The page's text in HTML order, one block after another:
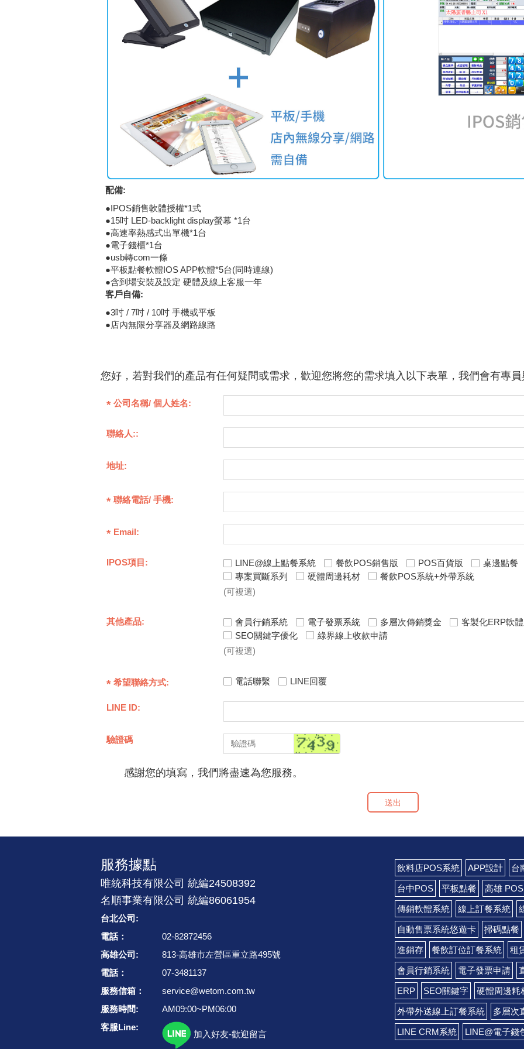
配備:
●IPOS銷售軟體授權*1式
●15吋 LED-backlight display螢幕 *1台
●高速率熱感式出單機*1台
●電子錢櫃*1台
●usb轉com一條
●平板點餐軟體IOS APP軟體*5台(同時連線)
●含到場安裝及設定 硬體及線上客服一年
客戶自備:
●3吋 / 7吋 / 10吋 手機或平板
●店內無限分享器及網路線路
您好，若對我們的產品有任何疑問或需求，歡迎您將您的需求填入以下表單，我們會有專員
公司名稱/ 個人姓名:
聯絡人::
地址:
聯絡電話/ 手機:
Email:
IPOS項目: LINE@線上點餐系統 餐飲POS銷售版 POS百貨版 桌邊點餐
專案買斷系列
硬體周邊耗材
餐飲POS系統+外帶系統
(可複選)
其他產品: 會員行銷系統 電子發票系統 多層次傳銷獎金 客製化ERP軟
SEO關鍵字優化
綠界線上收款申請
(可複選)
希望聯絡方式: 電話聯繫 LINE回覆
LINE ID:
驗證碼
感謝您的填寫，我們將盡速為您服務。
送出
服務據點
唯統科技有限公司 統編24508392
名順事業有限公司 統編86061954
台北公司:
電話：
02-82872456
高雄公司:
813-高雄市左營區重立路495號
電話：
07-3481137
服務信箱：
service@wetom.com.tw
服務時間:
AM09:00~PM06:00
客服Line:
加入好友-歡迎留言
飲料店POS系統 APP設計 台
台中POS 平板點餐 高雄 POS
傳銷軟體系統 線上訂餐系統
自動售票系統悠遊卡 掃碼點餐
進銷存 餐飲訂位訂餐系統 租
會員行銷系統 電子發票申請
ERP SEO關鍵字 硬體周邊耗
外帶外送線上訂餐系統 多層次
LINE CRM系統 LINE@電子錢